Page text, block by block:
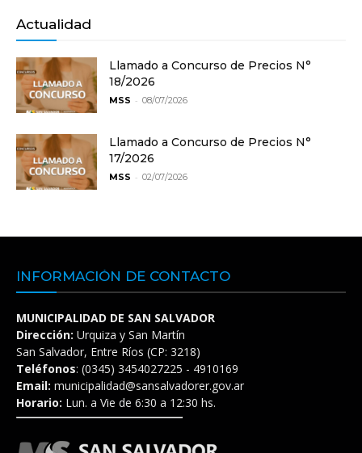
Actualidad
Llamado a Concurso de Precios N°
18/2026
MSS - 08/07/2026
Llamado a Concurso de Precios N°
17/2026
MSS - 02/07/2026
INFORMACIÓN DE CONTACTO
MUNICIPALIDAD DE SAN SALVADOR
Dirección: Urquiza y San Martín
San Salvador, Entre Ríos (CP: 3218)
Teléfonos: (0345) 3454027225 - 4910169
Email: municipalidad@sansalvadorer.gov.ar
Horario: Lun. a Vie de 6:30 a 12:30 hs.